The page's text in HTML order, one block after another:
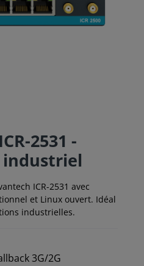
2531 -
industriel
ICR-2531 avec
et Linux ouvert. Idéal
industrielles.
3G/2G